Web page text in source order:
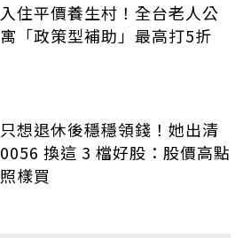
入住平價養生村！全台老人公
寓「政策型補助」最高打5折
只想退休後穩穩領錢！她出清
0056 換這 3 檔好股：股價高點
照樣買